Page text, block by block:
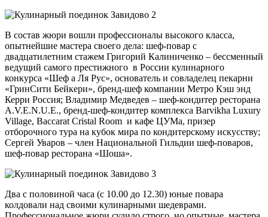
В состав жюри вошли профессионалы высокого класса,
опытнейшие мастера своего дела: шеф-повар с
двадцатилетним стажем Григорий Калиниченко – бессменный
ведущий самого престижного в России кулинарного
конкурса «Шеф а Ля Рус», основатель и совладелец пекарни
«ГринСити Бейкери», бренд-шеф компании Метро Кэш энд
Керри Россия; Владимир Медведев – шеф-кондитер ресторана
А.V.E.N.U.E., бренд-шеф-кондитер комплекса Barvikha Luxury
Village, Baccarat Cristal Room и кафе ЦУМа, призер
отборочного тура на кубок мира по кондитерскому искусству;
Сергей Уваров – член Национальной Гильдии шеф-поваров,
шеф-повар ресторана «Шоша».
Два с половиной часа (с 10.00 до 12.30) юные повара
колдовали над своими кулинарными шедеврами.